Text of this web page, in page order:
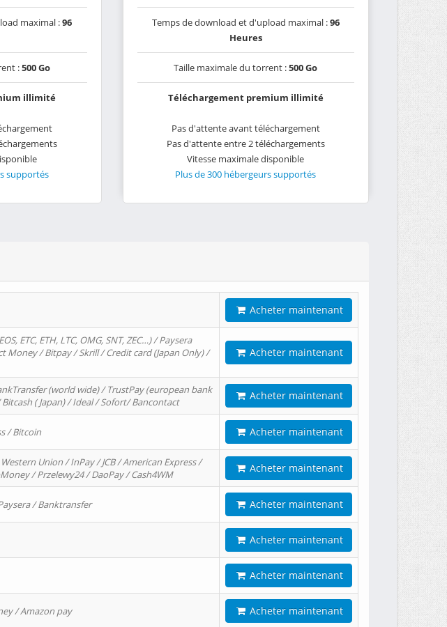
maximal :96
:500 Go
illimité
supportés
Temps de download et d'upload maximal :96
Heures
Taille maximale du torrent :500 Go
Téléchargement premium illimité
Pas d'attente avant téléchargement
Pas d'attente entre 2 téléchargements
Vitesse maximale disponible
Plus de 300 hébergeurs supportés
Acheter maintenant
ETC, ETH, LTC, OMG, SNT, ZEC…) / Paysera
Money / Bitpay / Skrill / Credit card (Japan Only) /
Acheter maintenant
(world wide) / TrustPay (european bank
( Japan) / Ideal / Sofort/ Bancontact
Acheter maintenant
/ Bitcoin Acheter maintenant
Union / InPay / JCB / American Express /
/ Przelewy24 / DaoPay / Cash4WM
Acheter maintenant
/ Banktransfer Acheter maintenant
Acheter maintenant
Acheter maintenant
/ Amazon pay Acheter maintenant